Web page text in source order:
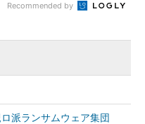
Recommended by
派ランサムウェア集団